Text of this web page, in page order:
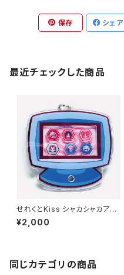
保存 シェア
最近チェックした商品
せれくとKiss シャカシャカアク
キー
¥2,000
同じカテゴリの商品